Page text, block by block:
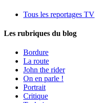
Tous les reportages TV
Les rubriques du blog
Bordure
La route
John the rider
On en parle !
Portrait
Critique